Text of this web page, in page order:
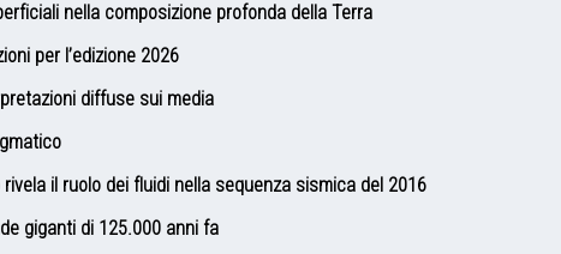
nella composizione profonda della Terra
per l’edizione 2026
diffuse sui media
il ruolo dei fluidi nella sequenza sismica del 2016
giganti di 125.000 anni fa